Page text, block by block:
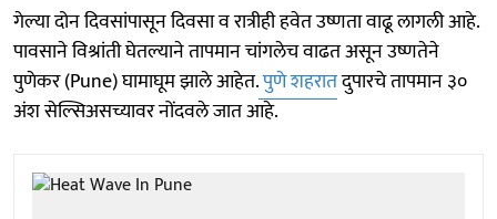
गेल्या दोन दिवसांपासून दिवसा व रात्रीही हवेत उष्णता वाढू लागली आहे.
पावसाने विश्रांती घेतल्याने तापमान चांगलेच वाढत असून उष्णतेने
पुणेकर (Pune) घामाघूम झाले आहेत.पुणे शहरातदुपारचे तापमान ३०
अंश सेल्सिअसच्यावर नोंदवले जात आहे.